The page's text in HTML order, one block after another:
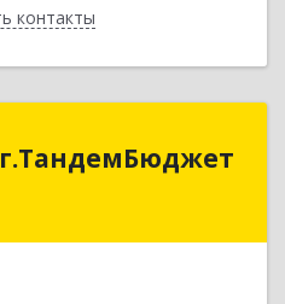
контакты